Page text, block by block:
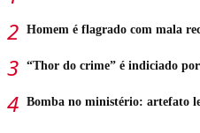
Homem é flagrado com mala
“Thor do crime” é indiciado
Bomba no ministério: artefato